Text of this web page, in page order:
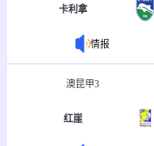
卡利拿
情报
澳昆甲3
红崖